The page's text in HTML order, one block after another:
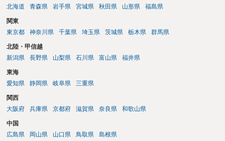
北海道
青森県 岩手県 宮城県 秋田県 山形県 福島県
関東
東京都
神奈川県 千葉県 埼玉県 茨城県 栃木県 群馬県
北陸・甲信越
新潟県
長野県 山梨県 石川県 富山県 福井県
東海
愛知県
静岡県 岐阜県 三重県
関西
大阪府
兵庫県 京都府 滋賀県 奈良県 和歌山県
中国
広島県
岡山県 山口県 鳥取県 島根県